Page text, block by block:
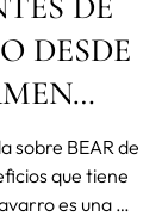
DESDE
sobre BEAR de
que tiene
es una de